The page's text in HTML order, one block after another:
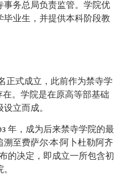
务总局负责监管。学院优
毕业生，并提供本科阶段教
正式成立，此前作为禁寺学
在。学院是在原高等部基础
立而成。
年，成为后来禁寺学院的最
至费萨尔·本·阿卜杜勒阿齐
的决定，即成立一所包含初